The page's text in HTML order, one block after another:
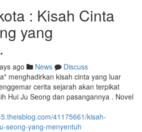
: Kisah Cinta
yang
ago News
Discuss
menghadirkan kisah cinta yang luar
cerita sejarah akan terpikat
Hui Ju Seong dan pasangannya . Novel
41175661/kisah-
seong-yang-menyentuh